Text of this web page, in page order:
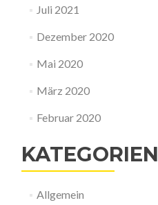
Juli 2021
Dezember 2020
Mai 2020
März 2020
Februar 2020
KATEGORIEN
Allgemein